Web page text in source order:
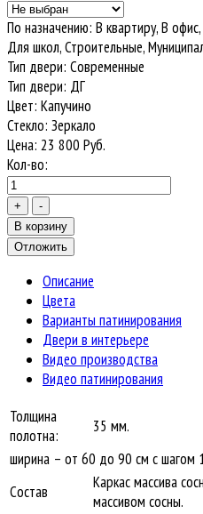
По назначению: В квартиру, В
Для школ, Строительные,
Тип двери: Современные
Тип двери: ДГ
Цвет: Капучино
Стекло: Зеркало
Цена: 23 800 Руб.
Кол-во:
Описание
Цвета
Варианты патинирования
Двери в интерьере
Видео производства
Видео патинирования
Толщина
полотна:
35 мм.
ширина – от 60 до 90 см с шагом
Состав
Каркас массива
массивом сосны.